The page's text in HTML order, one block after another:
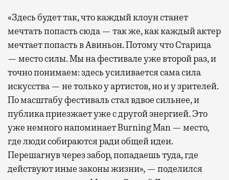
«Здесь будет так, что каждый клоун станет
мечтать попасть сюда — так же, как каждый актер
мечтает попасть в Авиньон. Потому что Старица
— место силы. Мы на фестивале уже второй раз, и
точно понимаем: здесь усиливается сама сила
искусства — не только у артистов, но и у зрителей.
По масштабу фестиваль стал вдвое сильнее, и
публика приезжает уже с другой энергией. Это
уже немного напоминает Burning Man — место,
где люди собираются ради общей идеи.
Перешагнув через забор, попадаешь туда, где
действуют иные законы жизни», — поделился